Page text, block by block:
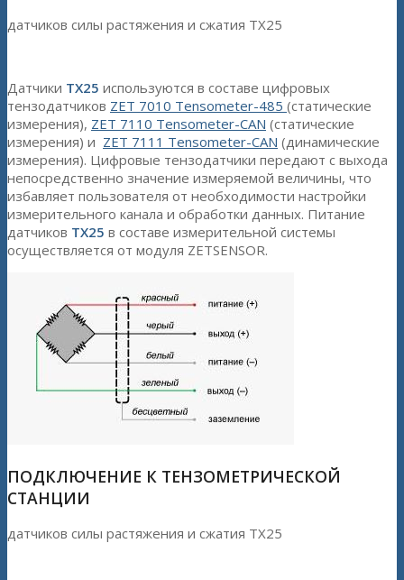
датчиков силы растяжения и сжатия TX25
Датчики ТХ25 используются в составе цифровых
тензодатчиков ZET 7010 Tensometer-485 (статические
измерения), ZET 7110 Tensometer-CAN (статические
измерения) и ZET 7111 Tensometer-CAN (динамические
измерения). Цифровые тензодатчики передают с выхода
непосредственно значение измеряемой величины, что
избавляет пользователя от необходимости настройки
измерительного канала и обработки данных. Питание
датчиков ТХ25 в составе измерительной системы
осуществляется от модуля ZETSENSOR.
ПОДКЛЮЧЕНИЕ К ТЕНЗОМЕТРИЧЕСКОЙ
СТАНЦИИ
датчиков силы растяжения и сжатия TX25